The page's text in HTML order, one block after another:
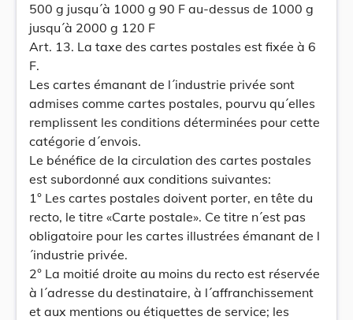
500 g jusqu´à 1000 g 90 F au-dessus de 1000 g
jusqu´à 2000 g 120 F
Art. 13. La taxe des cartes postales est fixée à 6
F.
Les cartes émanant de l´industrie privée sont
admises comme cartes postales, pourvu qu´elles
remplissent les conditions déterminées pour cette
catégorie d´envois.
Le bénéfice de la circulation des cartes postales
est subordonné aux conditions suivantes:
1° Les cartes postales doivent porter, en tête du
recto, le titre «Carte postale». Ce titre n´est pas
obligatoire pour les cartes illustrées émanant de l
´industrie privée.
2° La moitié droite au moins du recto est réservée
à l´adresse du destinataire, à l´affranchissement
et aux mentions ou étiquettes de service; les